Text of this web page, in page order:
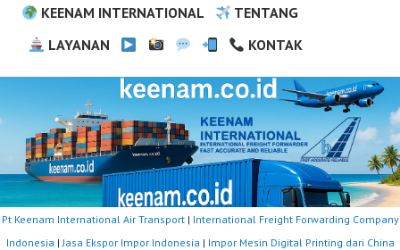
KEENAM INTERNATIONAL
TENTANG
LAYANAN
KONTAK
Pt Keenam International Air Transport| International Freight Forwarding Company
Indonesia | Jasa Ekspor Impor Indonesia | Impor Mesin Digital Printing dari China